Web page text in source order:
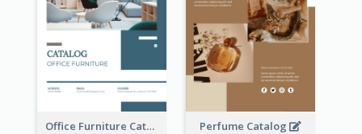
Office Furniture Catalog Perfume Catalog